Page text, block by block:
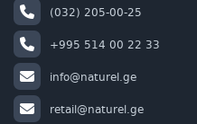
(032) 205-00-25
+995 514 00 22 33
info@naturel.ge
retail@naturel.ge